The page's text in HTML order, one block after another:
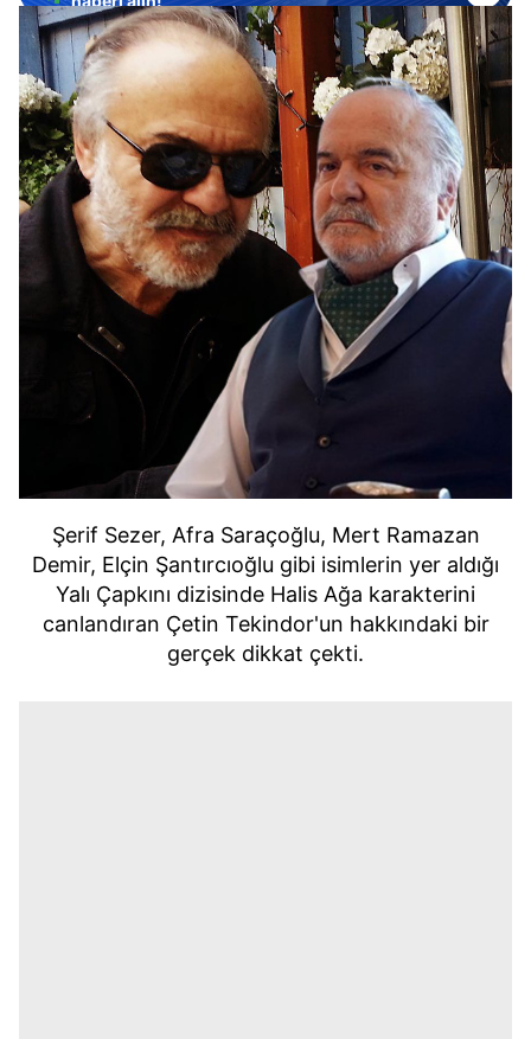
Şerif Sezer, Afra Saraçoğlu, Mert Ramazan
Demir, Elçin Şantırcıoğlu gibi isimlerin yer aldığı
Yalı Çapkını dizisinde Halis Ağa karakterini
canlandıran Çetin Tekindor'un hakkındaki bir
gerçek dikkat çekti.